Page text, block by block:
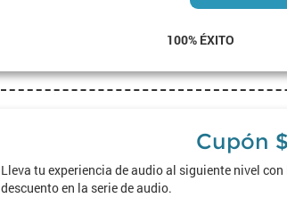
100% ÉXITO
Cupón
Lleva tu experiencia de audio al siguiente nivel
descuento en la serie de audio.